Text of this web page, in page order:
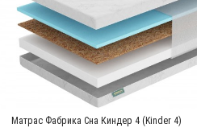
Матрас Фабрика Сна Киндер 4 (Kinder 4)